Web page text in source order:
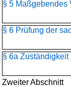
§ 5 Maßgebendes
§ 6 Prüfung der
§ 6a Zuständigkeit
Zweiter Abschnitt